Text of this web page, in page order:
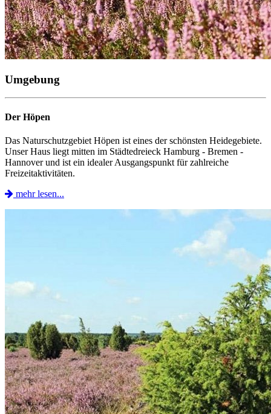
Umgebung
Der Höpen
Das Naturschutzgebiet Höpen ist eines der schönsten Heidegebiete.
Unser Haus liegt mitten im Städtedreieck Hamburg - Bremen -
Hannover und ist ein idealer Ausgangspunkt für zahlreiche
Freizeitaktivitäten.
mehr lesen...